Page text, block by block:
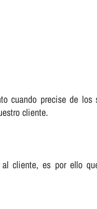
cuando precise de los
cliente.
cliente, es por ello